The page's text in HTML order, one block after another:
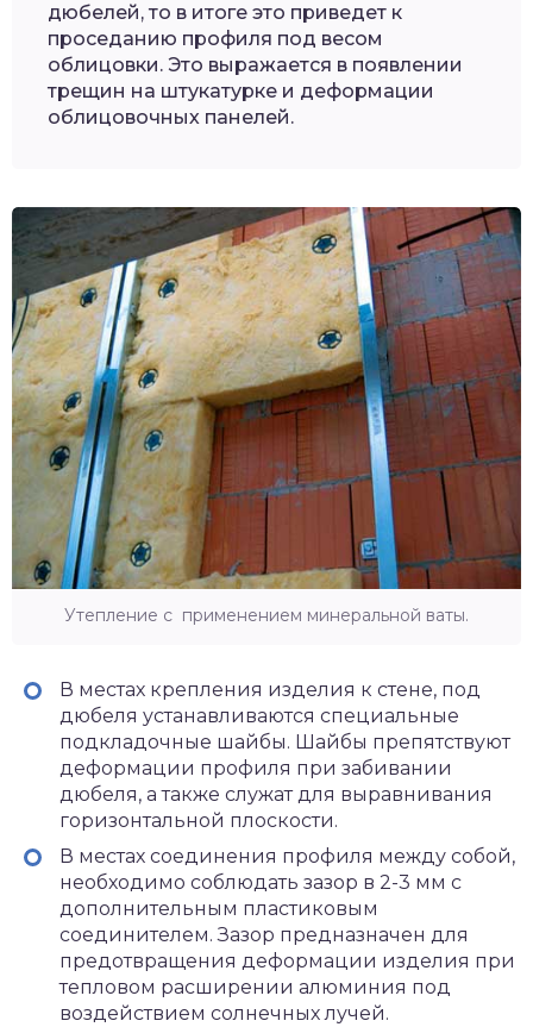
дюбелей, то в итоге это приведет к
проседанию профиля под весом
облицовки. Это выражается в появлении
трещин на штукатурке и деформации
облицовочных панелей.
Утепление с применением минеральной ваты.
В местах крепления изделия к стене, под
дюбеля устанавливаются специальные
подкладочные шайбы. Шайбы препятствуют
деформации профиля при забивании
дюбеля, а также служат для выравнивания
горизонтальной плоскости.
В местах соединения профиля между собой,
необходимо соблюдать зазор в 2-3 мм с
дополнительным пластиковым
соединителем. Зазор предназначен для
предотвращения деформации изделия при
тепловом расширении алюминия под
воздействием солнечных лучей.